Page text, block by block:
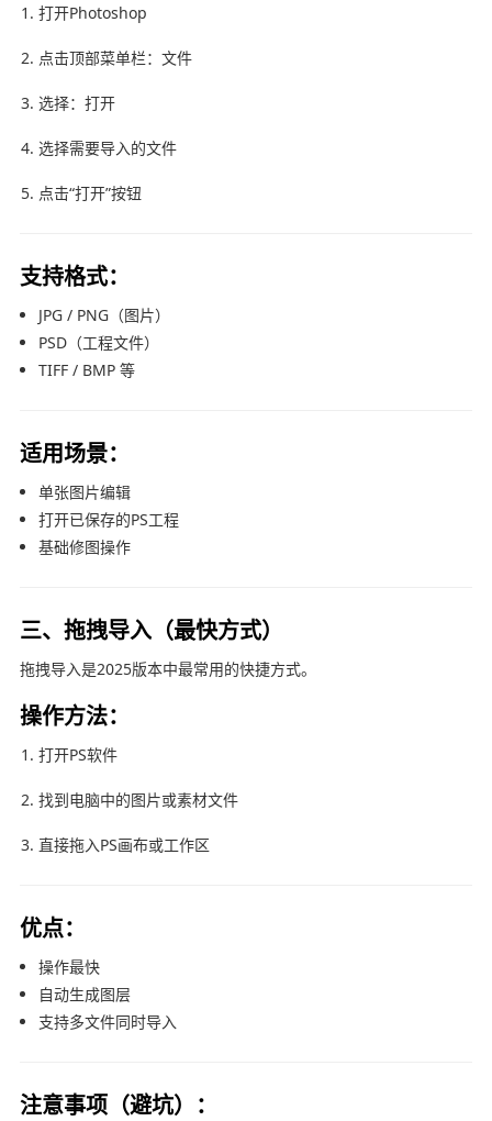
打开Photoshop
点击顶部菜单栏：文件
选择：打开
选择需要导入的文件
点击“打开”按钮
支持格式：
JPG / PNG（图片）
PSD（工程文件）
TIFF / BMP 等
适用场景：
单张图片编辑
打开已保存的PS工程
基础修图操作
三、拖拽导入（最快方式）
拖拽导入是2025版本中最常用的快捷方式。
操作方法：
打开PS软件
找到电脑中的图片或素材文件
直接拖入PS画布或工作区
优点：
操作最快
自动生成图层
支持多文件同时导入
注意事项（避坑）：